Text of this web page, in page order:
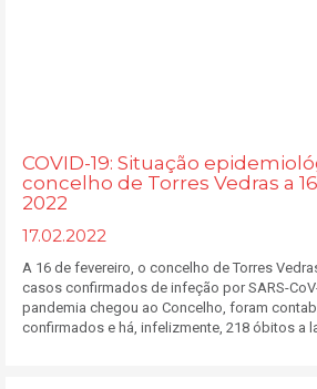
COVID-19: Situação
concelho de Torres Vedras a
2022
17.02.2022
A 16 de fevereiro, o concelho de Torres
casos confirmados de infeção por SARS-
pandemia chegou ao Concelho, foram
confirmados e há, infelizmente, 218 óbitos a